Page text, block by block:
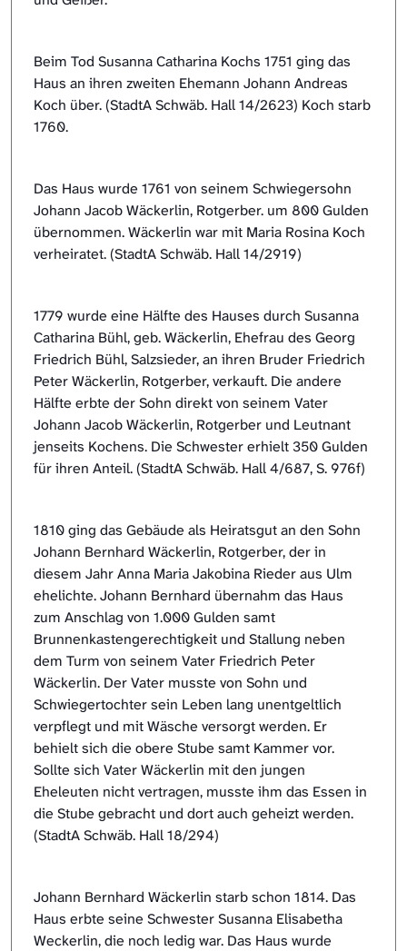
Beim Tod Susanna Catharina Kochs 1751 ging das
Haus an ihren zweiten Ehemann Johann Andreas
Koch über. (StadtA Schwäb. Hall 14/2623) Koch starb
1760.
Das Haus wurde 1761 von seinem Schwiegersohn
Johann Jacob Wäckerlin, Rotgerber. um 800 Gulden
übernommen. Wäckerlin war mit Maria Rosina Koch
verheiratet. (StadtA Schwäb. Hall 14/2919)
1779 wurde eine Hälfte des Hauses durch Susanna
Catharina Bühl, geb. Wäckerlin, Ehefrau des Georg
Friedrich Bühl, Salzsieder, an ihren Bruder Friedrich
Peter Wäckerlin, Rotgerber, verkauft. Die andere
Hälfte erbte der Sohn direkt von seinem Vater
Johann Jacob Wäckerlin, Rotgerber und Leutnant
jenseits Kochens. Die Schwester erhielt 350 Gulden
für ihren Anteil. (StadtA Schwäb. Hall 4/687, S. 976f)
1810 ging das Gebäude als Heiratsgut an den Sohn
Johann Bernhard Wäckerlin, Rotgerber, der in
diesem Jahr Anna Maria Jakobina Rieder aus Ulm
ehelichte. Johann Bernhard übernahm das Haus
zum Anschlag von 1.000 Gulden samt
Brunnenkastengerechtigkeit und Stallung neben
dem Turm von seinem Vater Friedrich Peter
Wäckerlin. Der Vater musste von Sohn und
Schwiegertochter sein Leben lang unentgeltlich
verpflegt und mit Wäsche versorgt werden. Er
behielt sich die obere Stube samt Kammer vor.
Sollte sich Vater Wäckerlin mit den jungen
Eheleuten nicht vertragen, musste ihm das Essen in
die Stube gebracht und dort auch geheizt werden.
(StadtA Schwäb. Hall 18/294)
Johann Bernhard Wäckerlin starb schon 1814. Das
Haus erbte seine Schwester Susanna Elisabetha
Weckerlin, die noch ledig war. Das Haus wurde